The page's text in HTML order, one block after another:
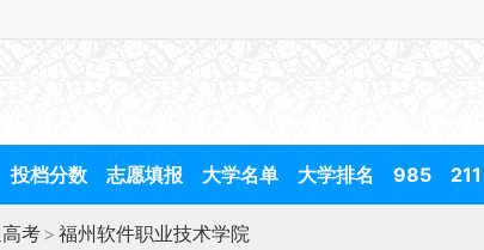
投档分数 志愿填报 大学名单 大学排名 985 211
考> 福州软件职业技术学院